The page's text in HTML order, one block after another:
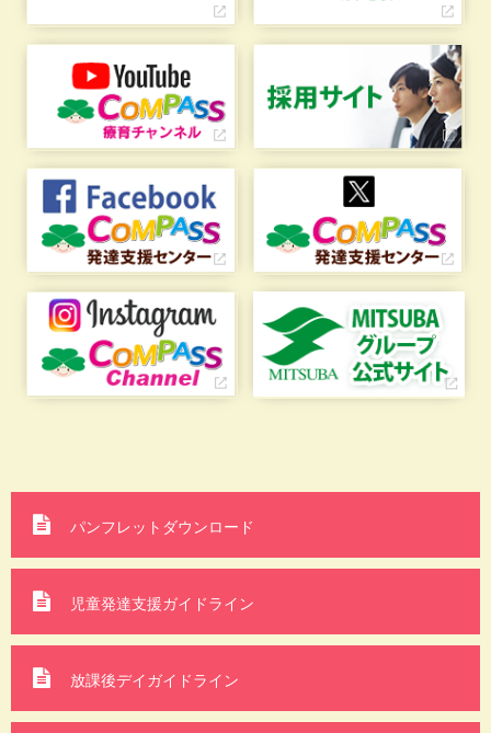
パンフレットダウンロード
児童発達支援ガイドライン
放課後デイガイドライン